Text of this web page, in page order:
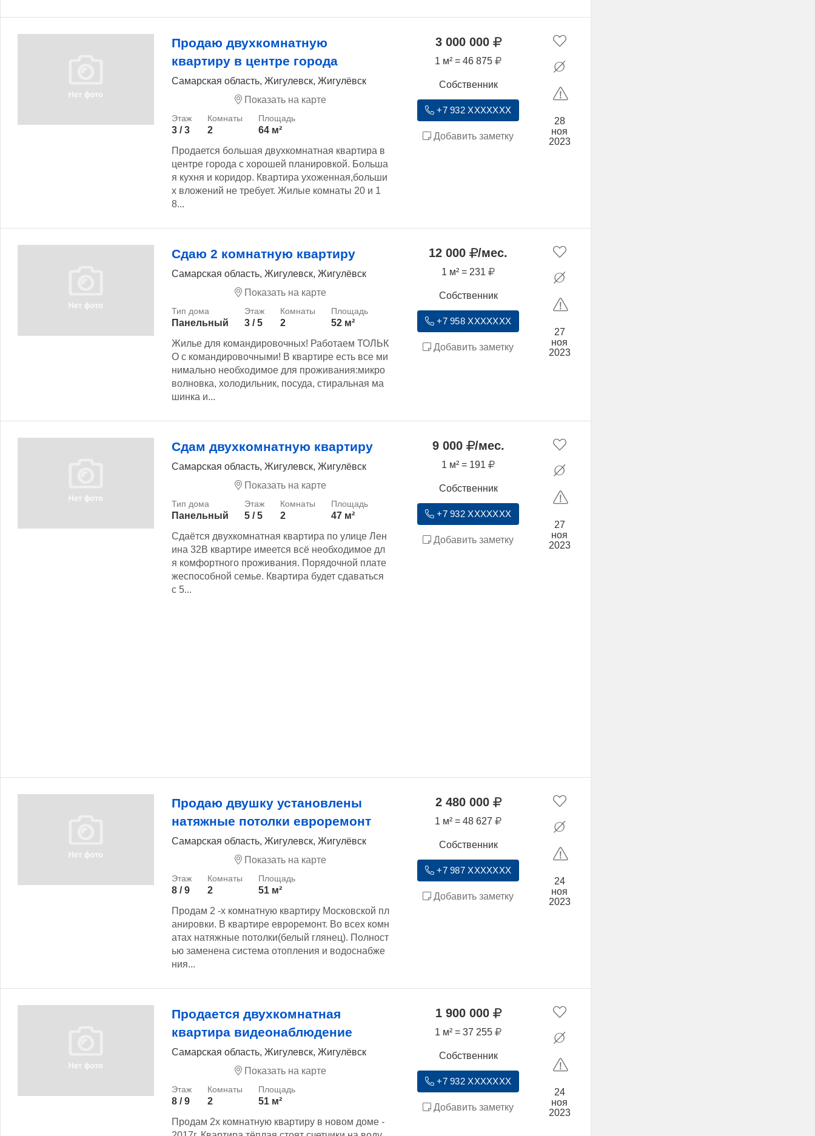
Продаю двухкомнатную
квартиру в центре города
Самарская область, Жигулевск, Жигулёвск
Показать на карте
3 / 3 2
64 м²
Продается большая двухкомнатная квартира в
центре города с хорошей планировкой. Больша
я кухня и коридор. Квартира ухоженная,больши
х вложений не требует. Жилые комнаты 20 и 1
8...
3 000 000
1 м² = 46 875
Собственник
+7 932 XXXXXXX
Добавить заметку
28
ноя
2023
Сдаю 2 комнатную квартиру
Самарская область, Жигулевск, Жигулёвск
Показать на карте
Панельный 3 / 5 2
52 м²
Жилье для командировочных! Работаем ТОЛЬК
О с командировочными! В квартире есть все ми
нимально необходимое для проживания:микро
волновка, холодильник, посуда, стиральная ма
шинка и...
12 000 /мес.
1 м² = 231
Собственник
+7 958 XXXXXXX
Добавить заметку
27
ноя
2023
Сдам двухкомнатную квартиру
Самарская область, Жигулевск, Жигулёвск
Показать на карте
Панельный 5 / 5 2
47 м²
Сдаётся двухкомнатная квартира по улице Лен
ина 32В квартире имеется всё необходимое дл
я комфортного проживания. Порядочной плате
жеспособной семье. Квартира будет сдаваться
с 5...
9 000 /мес.
1 м² = 191
Собственник
+7 932 XXXXXXX
Добавить заметку
27
ноя
2023
Продаю двушку установлены
натяжные потолки евроремонт
Самарская область, Жигулевск, Жигулёвск
Показать на карте
8 / 9 2
51 м²
Продам 2 -х комнатную квартиру Московской пл
анировки. В квартире евроремонт. Во всех комн
атах натяжные потолки(белый глянец). Полност
ью заменена система отопления и водоснабже
ния...
2 480 000
1 м² = 48 627
Собственник
+7 987 XXXXXXX
Добавить заметку
24
ноя
2023
Продается двухкомнатная
квартира видеонаблюдение
Самарская область, Жигулевск, Жигулёвск
Показать на карте
8 / 9 2
51 м²
Продам 2х комнатную квартиру в новом доме -
1 900 000
1 м² = 37 255
Собственник
+7 932 XXXXXXX
Добавить заметку
24
ноя
2023